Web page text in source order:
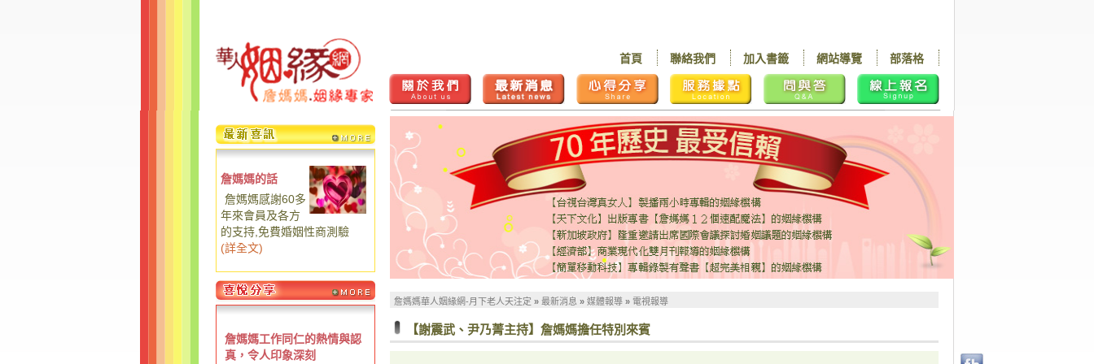
部落格
網站導覽
加入書籤
聯絡我們
首頁
詹媽媽的話
詹媽媽感謝60多
年來會員及各方
的支持,免費婚姻性商測驗
(詳全文)
詹媽媽工作同仁的熱情與認
真，令人印象深刻
詹媽媽華人姻緣網-月下老人天注定 » 最新消息 » 媒體報導 » 電視報導
【謝震武、尹乃菁主持】詹媽媽擔任特別來賓